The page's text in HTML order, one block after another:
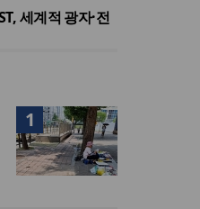
매거진 ‘포항집’
세계적 광자·전
국교회·다음세대
지키며 하나 된
를 향하여”
1